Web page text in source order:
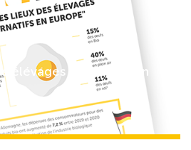
élévages alternatifs en